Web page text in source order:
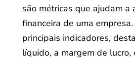
são métricas que ajudam a
financeira de uma
principais indicadores,
líquido, a margem de lucro,